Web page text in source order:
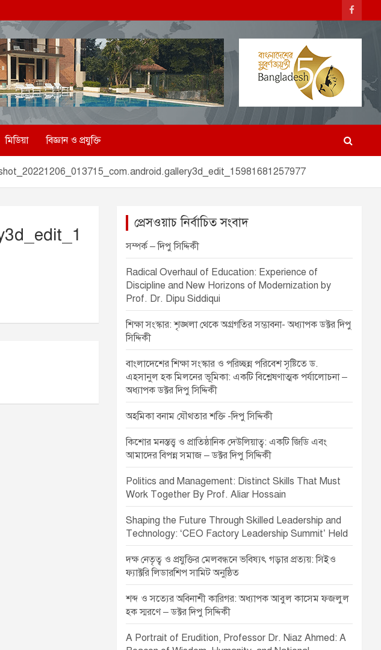
মিডিয়া বিজ্ঞান ও প্রযুক্তি
প্রেসওয়াচ নির্বাচিত সংবাদ
সম্পর্ক – দিপু সিদ্দিকী
Radical Overhaul of Education: Experience of
Discipline and New Horizons of Modernization by
Prof. Dr. Dipu Siddiqui
শিক্ষা সংস্কার: শৃঙ্খলা থেকে অগ্রগতির সম্ভাবনা- অধ্যাপক ডক্টর দিপু
সিদ্দিকী
বাংলাদেশের শিক্ষা সংস্কার ও পরিচ্ছন্ন পরিবেশ সৃষ্টিতে ড.
এহসানুল হক মিলনের ভূমিকা: একটি বিশ্লেষণাত্মক পর্যালোচনা –
অধ্যাপক ডক্টর দিপু সিদ্দিকী
অহমিকা বনাম যৌথতার শক্তি -দিপু সিদ্দিকী
কিশোর মনস্তত্ত্ব ও প্রাতিষ্ঠানিক দেউলিয়াত্ব: একটি জিডি এবং
আমাদের বিপন্ন সমাজ – ডক্টর দিপু সিদ্দিকী
Politics and Management: Distinct Skills That Must
Work Together By Prof. Aliar Hossain
Shaping the Future Through Skilled Leadership and
Technology: ‘CEO Factory Leadership Summit’ Held
দক্ষ নেতৃত্ব ও প্রযুক্তির মেলবন্ধনে ভবিষ্যৎ গড়ার প্রত্যয়: সিইও
ফ্যাক্টরি লিডারশিপ সামিট অনুষ্ঠিত
শব্দ ও সত্যের অবিনাশী কারিগর: অধ্যাপক আবুল কাসেম ফজলুল
হক স্মরণে – ডক্টর দিপু সিদ্দিকী
A Portrait of Erudition, Professor Dr. Niaz Ahmed: A